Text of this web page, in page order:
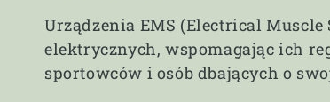
Urządzenia EMS (Electrical
elektrycznych, wspomagając ich
sportowców i osób dbających o